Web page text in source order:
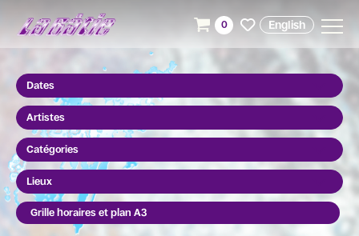
Dates
Artistes
Catégories
Lieux
Grille horaires et plan A3
0 English